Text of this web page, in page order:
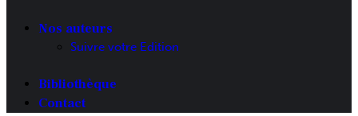
Nos auteurs
Suivre votre Edition
Bibliothèque
Contact